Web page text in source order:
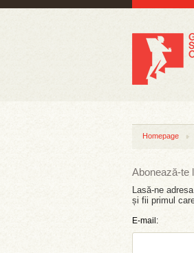
Homepage
Abonează-te
Lasă-ne
și fii primul
E-mail: